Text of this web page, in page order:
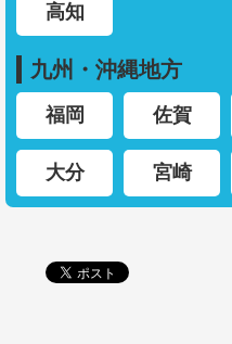
高知
九州・沖縄地方
福岡 佐賀
大分 宮崎